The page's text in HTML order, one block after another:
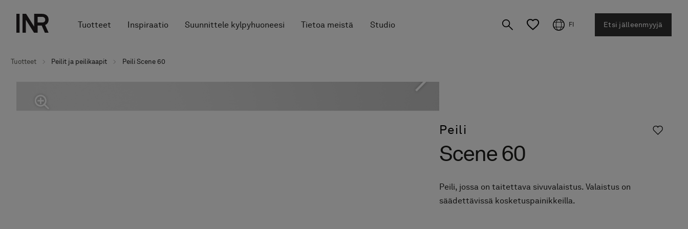
Tuotteet Inspiraatio Suunnittele kylpyhuoneesi Tietoa meistä Studio FI Etsi jälleenmyyjä
Tuotteet Peilit ja peilikaapit Peili Scene 60
Peili
Scene 60
Peili, jossa on taitettava sivuvalaistus. Valaistus on
säädettävissä kosketuspainikkeilla.